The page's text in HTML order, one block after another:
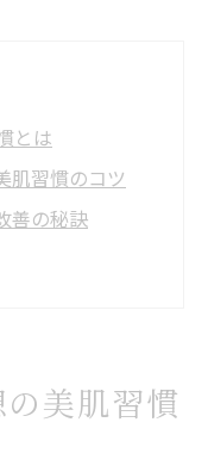
とは
肌習慣のコツ
善の秘訣
改善ポイント
の新常識とは
美肌習慣